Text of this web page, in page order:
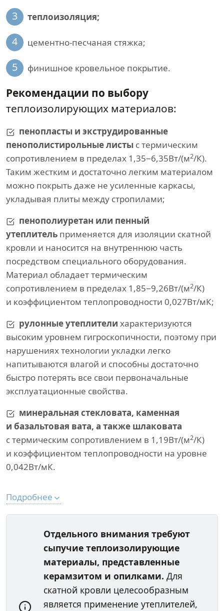
3 теплоизоляция;
4 цементно-песчаная стяжка;
5 финишное кровельное покрытие.
Рекомендации по выбору
теплоизолирующих материалов:
пенопласты и экструдированные
пенополистирольные листы с термическим
сопротивлением в пределах 1,35−6,35Вт/(м2/К).
Таким жестким и достаточно легким материалом
можно покрыть даже не усиленные каркасы,
укладывая плиты между стропилами;
пенополиуретан или пенный
утеплитель применяется для изоляции скатной
кровли и наносится на внутреннюю часть
посредством специального оборудования.
Материал обладает термическим
сопротивлением в пределах 1,85−9,26Вт/(м2/К)
и коэффициентом теплопроводности 0,027Вт/мК;
рулонные утеплители характеризуются
высоким уровнем гигроскопичности, поэтому при
нарушениях технологии укладки легко
напитываются влагой и способны достаточно
быстро потерять все свои первоначальные
эксплуатационные свойства.
минеральная стекловата, каменная
и базальтовая вата, а также шлаковата
с термическим сопротивлением в 1,19Вт/(м2/К)
и коэффициентом теплопроводности на уровне
0,042Вт/мК.
Подробнее
Отдельного внимания требуют
сыпучие теплоизолирующие
материалы, представленные
керамзитом и опилками. Для
скатной кровли целесообразным
является применение утеплителей,